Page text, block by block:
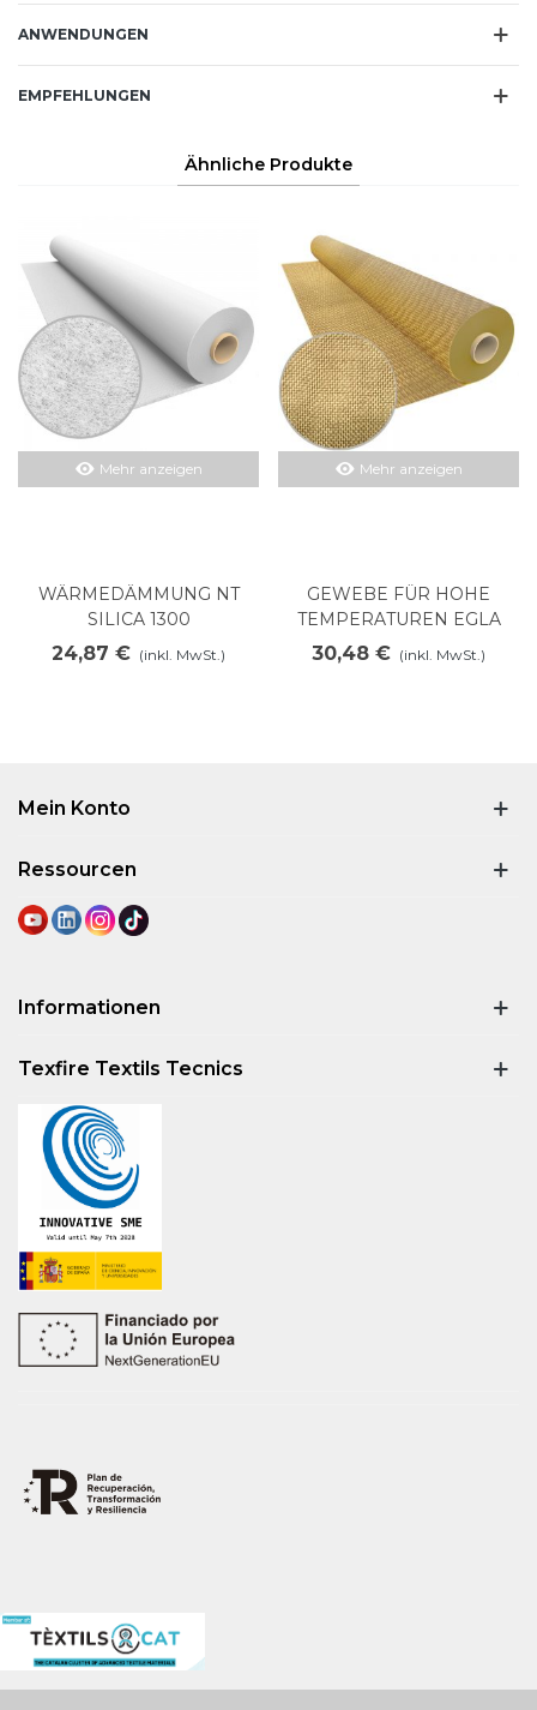
ANWENDUNGEN
EMPFEHLUNGEN
Ähnliche Produkte
Mehr anzeigen
WÄRMEDÄMMUNG NT
SILICA 1300
24,87 € (inkl. MwSt.)
Mehr anzeigen
GEWEBE FÜR HOHE
TEMPERATUREN EGLA
1000V
30,48 € (inkl. MwSt.)
Mein Konto
Ressourcen
Informationen
Texfire Textils Tecnics